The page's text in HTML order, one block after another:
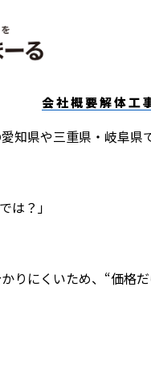
会社概要解体工
も同じ”では
知県や三重県・岐阜県
は？」
りにくいため、“価格